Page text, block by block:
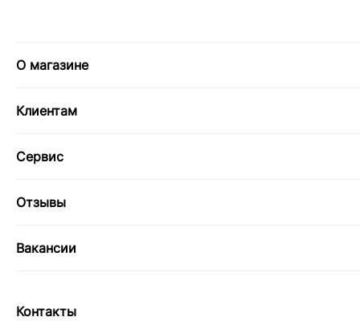
О магазине
Клиентам
Сервис
Отзывы
Вакансии
Контакты